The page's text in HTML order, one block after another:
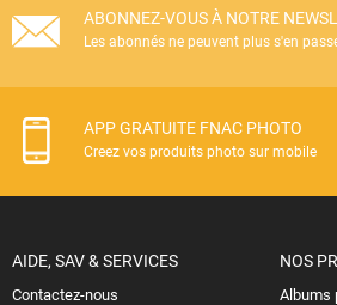
ABONNEZ-VOUS À NOTRE
Les abonnés ne peuvent plus s'en
APP GRATUITE FNAC PHOTO
Creez vos produits photo sur mobile
AIDE, SAV & SERVICES
Contactez-nous
NOS
Albums